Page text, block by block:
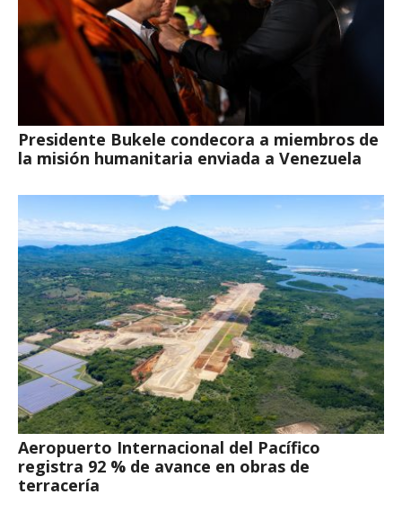
Presidente Bukele condecora a miembros de
la misión humanitaria enviada a Venezuela
Aeropuerto Internacional del Pacífico
registra 92 % de avance en obras de
terracería